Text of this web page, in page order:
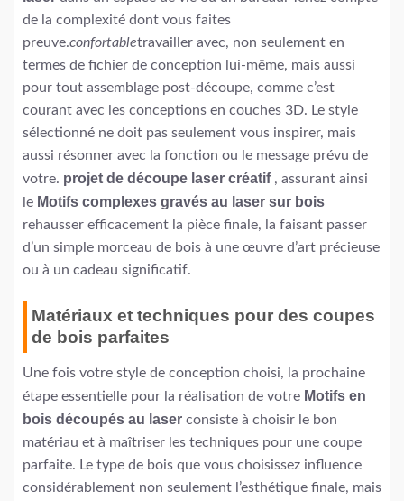
de la complexité dont vous faites
preuve.confortabletravailler avec, non seulement en
termes de fichier de conception lui-même, mais aussi
pour tout assemblage post-découpe, comme c’est
courant avec les conceptions en couches 3D. Le style
sélectionné ne doit pas seulement vous inspirer, mais
aussi résonner avec la fonction ou le message prévu de
votre. projet de découpe laser créatif, assurant ainsi
le Motifs complexes gravés au laser sur bois
rehausser efficacement la pièce finale, la faisant passer
d’un simple morceau de bois à une œuvre d’art précieuse
ou à un cadeau significatif.
Matériaux et techniques pour des coupes
de bois parfaites
Une fois votre style de conception choisi, la prochaine
étape essentielle pour la réalisation de votre Motifs en
bois découpés au laser consiste à choisir le bon
matériau et à maîtriser les techniques pour une coupe
parfaite. Le type de bois que vous choisissez influence
considérablement non seulement l’esthétique finale, mais